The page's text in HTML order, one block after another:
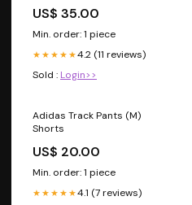
US$ 35.00
Min. order: 1 piece
★★★★★4.2 (11 reviews)
Sold : Login>>
Adidas Track Pants (M)
Shorts
US$ 20.00
Min. order: 1 piece
★★★★★4.1 (7 reviews)